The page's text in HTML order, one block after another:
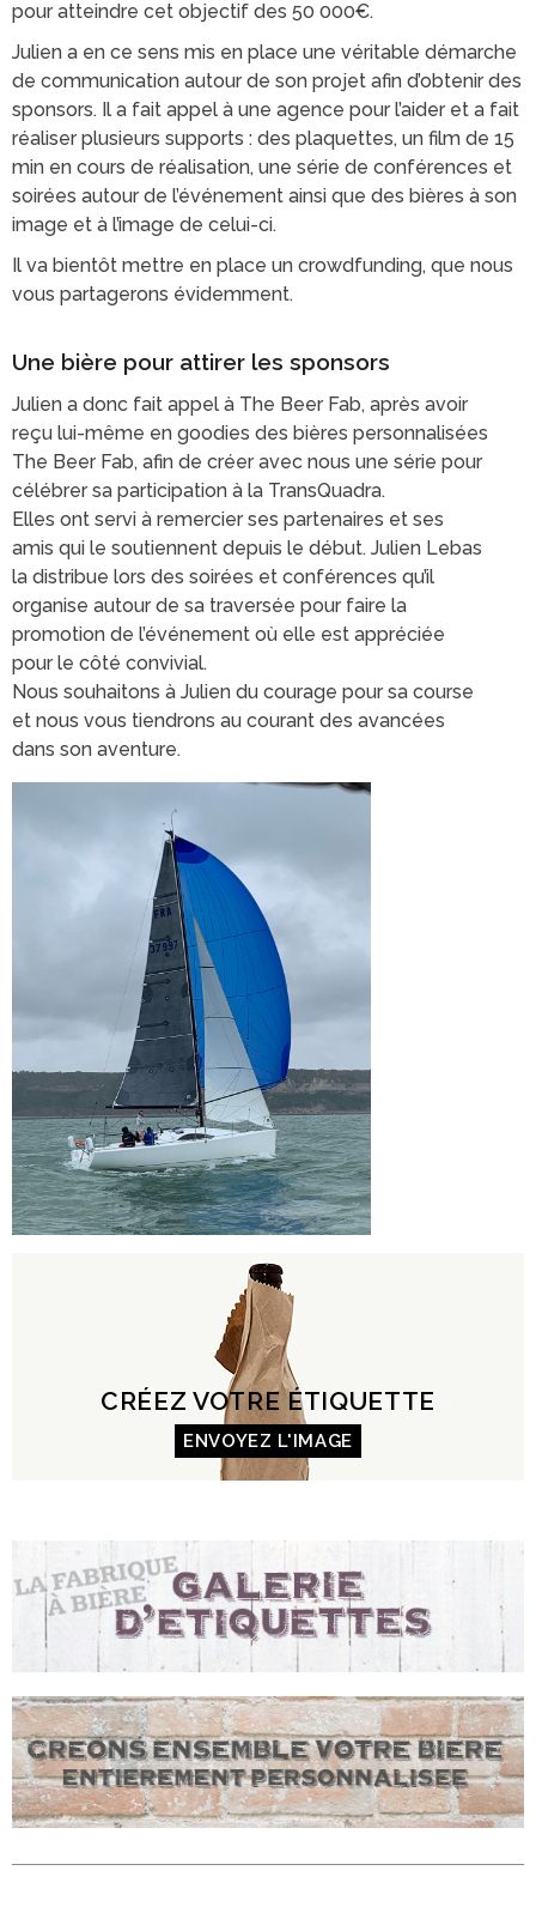
pour atteindre cet objectif des 50 000€.
Julien a en ce sens mis en place une véritable démarche
de communication autour de son projet afin d’obtenir des
sponsors. Il a fait appel à une agence pour l’aider et a fait
réaliser plusieurs supports : des plaquettes, un film de 15
min en cours de réalisation, une série de conférences et
soirées autour de l’événement ainsi que des bières à son
image et à l’image de celui-ci.
Il va bientôt mettre en place un crowdfunding, que nous
vous partagerons évidemment.
Une bière pour attirer les sponsors
Julien a donc fait appel à The Beer Fab, après avoir
reçu lui-même en goodies des bières personnalisées
The Beer Fab, afin de créer avec nous une série pour
célébrer sa participation à la TransQuadra.
Elles ont servi à remercier ses partenaires et ses
amis qui le soutiennent depuis le début. Julien Lebas
la distribue lors des soirées et conférences qu’il
organise autour de sa traversée pour faire la
promotion de l’événement où elle est appréciée
pour le côté convivial.
Nous souhaitons à Julien du courage pour sa course
et nous vous tiendrons au courant des avancées
dans son aventure.
CRÉEZ VOTRE ÉTIQUETTE
ENVOYEZ L'IMAGE